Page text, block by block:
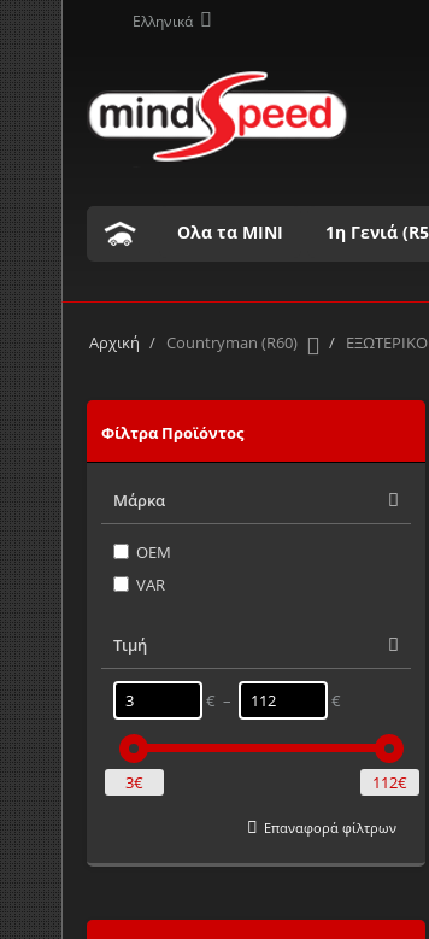
Ελληνικά
Ολα τα ΜΙΝΙ 1η Γενιά
Αρχική / Countryman (R60) / ΕΞΩΤΕΡΙΚΟ
Φίλτρα Προϊόντος
Μάρκα
OEM
VAR
Τιμή
€ – €
3€ 112€
Επαναφορά φίλτρων